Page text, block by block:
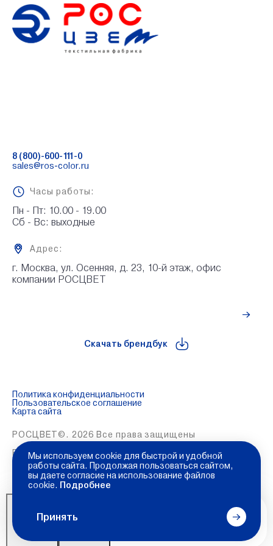
8 (800)-600-111-0
sales@ros-color.ru
Часы работы:
Пн - Пт: 10.00 - 19.00
Сб - Вс: выходные
Адрес:
г. Москва, ул. Осенняя, д. 23, 10-й этаж, офис
компании РОСЦВЕТ
Скачать брендбук
Политика конфиденциальности
Пользовательское соглашение
Карта сайта
РОСЦВЕТ©. 2026 Все права защищены
Разработка и продвижение сайта:Global Code
Мы используем cookie для быстрой и удобной
работы сайта. Продолжая пользоваться сайтом,
вы даете согласие на использование файлов
cookie. Подробнее
Принять